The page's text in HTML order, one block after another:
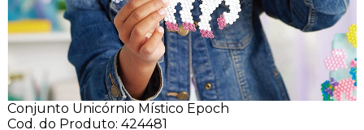
Conjunto Unicórnio Místico Epoch
Cod. do Produto: 424481